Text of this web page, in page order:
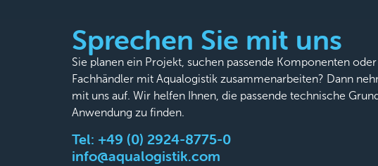
Sprechen Sie mit uns
Sie planen ein Projekt, suchen passende Komponenten
Fachhändler mit Aqualogistik zusammenarbeiten? Dann
mit uns auf. Wir helfen Ihnen, die passende technische
Anwendung zu finden.
Tel: +49 (0) 2924-8775-0
info@aqualogistik.com